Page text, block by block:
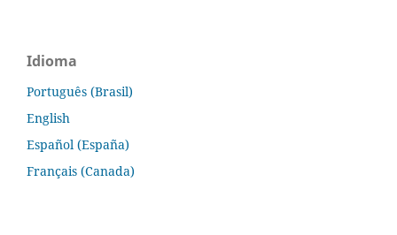
Idioma
Português (Brasil)
English
Español (España)
Français (Canada)